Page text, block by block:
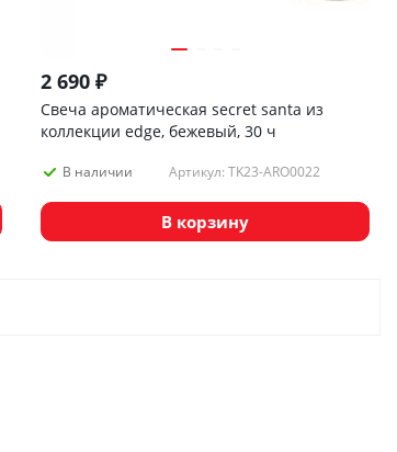
2 690 ₽
Свеча ароматическая secret santa из
коллекции edge, бежевый, 30 ч
В наличии Артикул: TK23-ARO0022
В корзину